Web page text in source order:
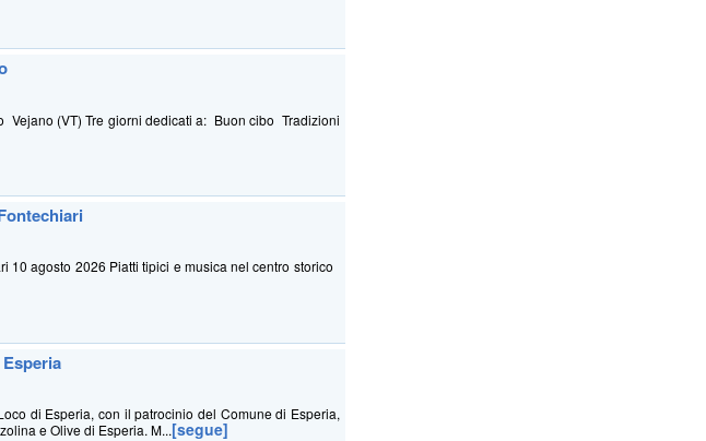
Vejano (VT) Tre giorni dedicati a: Buon cibo Tradizioni
10 agosto 2026 Piatti tipici e musica nel centro storico
di Esperia, con il patrocinio del Comune di Esperia,
e Olive di Esperia. M...[segue]